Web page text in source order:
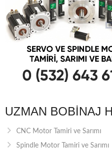
UZMAN BOBINAJ
CNC Motor Tamiri ve Sarımı
Spindle Motor Tamiri ve Sarımı